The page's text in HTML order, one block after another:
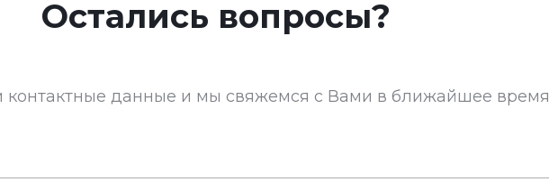
Остались вопросы?
контактные данные и мы свяжемся с Вами в ближайшее время